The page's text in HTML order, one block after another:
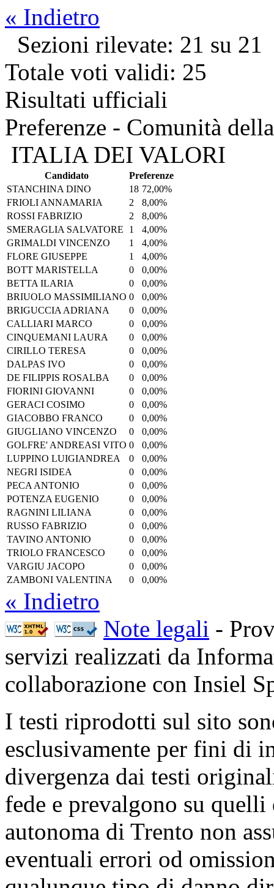
« Indietro
Sezioni rilevate: 21 su 21
Totale voti validi: 25
Risultati ufficiali
Preferenze - Comunità
ITALIA DEI VALORI
Candidato
Preferenze
STANCHINA DINO
18 72,00%
FRIOLI ANNAMARIA
2
8,00%
ROSSI FABRIZIO
2
8,00%
SMERAGLIA SALVATORE
1
4,00%
GRIMALDI VINCENZO
1
4,00%
FLORE GIUSEPPE
1
4,00%
BOTT MARISTELLA
0
0,00%
BETTA ILARIA
0
0,00%
BRIUOLO MASSIMILIANO 0
0,00%
BRIGUCCIA ADRIANA
0
0,00%
CALLIARI MARCO
0
0,00%
CINQUEMANI LAURA
0
0,00%
CIRILLO TERESA
0
0,00%
DALPAS IVO
0
0,00%
DE FILIPPIS ROSALBA
0
0,00%
FIORINI GIOVANNI
0
0,00%
GERACI COSIMO
0
0,00%
GIACOBBO FRANCO
0
0,00%
GIUGLIANO VINCENZO
0
0,00%
GOLFRE' ANDREASI VITO 0
0,00%
LUPPINO LUIGIANDREA
0
0,00%
NEGRI ISIDEA
0
0,00%
PECA ANTONIO
0
0,00%
POTENZA EUGENIO
0
0,00%
RAGNINI LILIANA
0
0,00%
RUSSO FABRIZIO
0
0,00%
TAVINO ANTONIO
0
0,00%
TRIOLO FRANCESCO
0
0,00%
VARGIU JACOPO
0
0,00%
ZAMBONI VALENTINA
0 0,00%
« Indietro
Note legali -
servizi realizzati da
collaborazione con Insiel
I testi riprodotti sul sito
esclusivamente per fini di
divergenza dai testi
fede e prevalgono su
autonoma di Trento non
eventuali errori od